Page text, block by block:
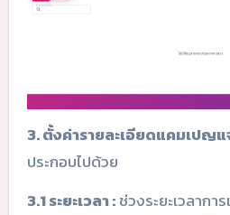
3. ตั้งค่ารายละเอียดแคมเปญ
ประกอบไปด้วย
3.1 ระยะเวลา :ช่วงระยะเวลากา